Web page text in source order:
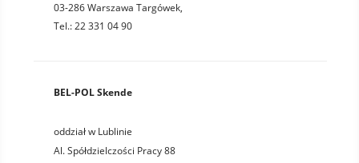
03-286 Warszawa Targówek,
Tel.: 22 331 04 90
BEL-POL Skende
oddział w Lublinie
Al. Spółdzielczości Pracy 88